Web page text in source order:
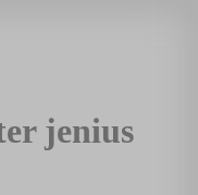
jenius